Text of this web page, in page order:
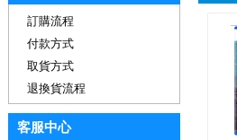
訂購流程
付款方式
取貨方式
退換貨流程
客服中心